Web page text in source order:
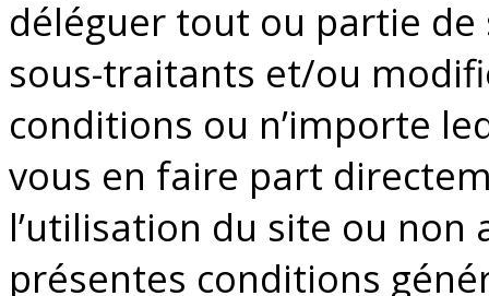
déléguer tout ou partie de
sous-traitants et/ou
conditions ou n’importe
vous en faire part
l’utilisation du site ou
présentes conditions